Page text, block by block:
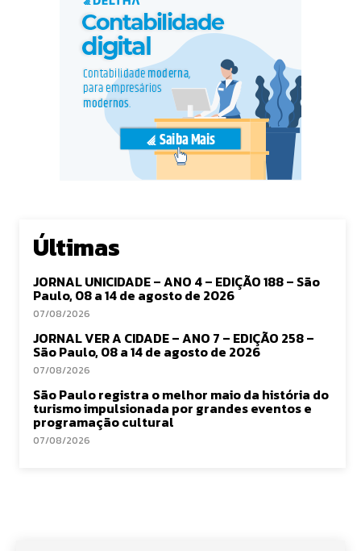
Últimas
JORNAL UNICIDADE – ANO 4 – EDIÇÃO 188 – São
Paulo, 08 a 14 de agosto de 2026
07/08/2026
JORNAL VER A CIDADE – ANO 7 – EDIÇÃO 258 –
São Paulo, 08 a 14 de agosto de 2026
07/08/2026
São Paulo registra o melhor maio da história do
turismo impulsionada por grandes eventos e
programação cultural
07/08/2026